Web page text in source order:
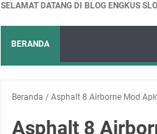
SELAMAT DATANG DI BLOG ENGKUS
BERANDA
Beranda / Asphalt 8 Airborne Mod
Asphalt 8